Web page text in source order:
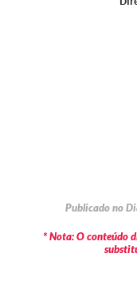
Publicado no
* Nota: O conteúdo